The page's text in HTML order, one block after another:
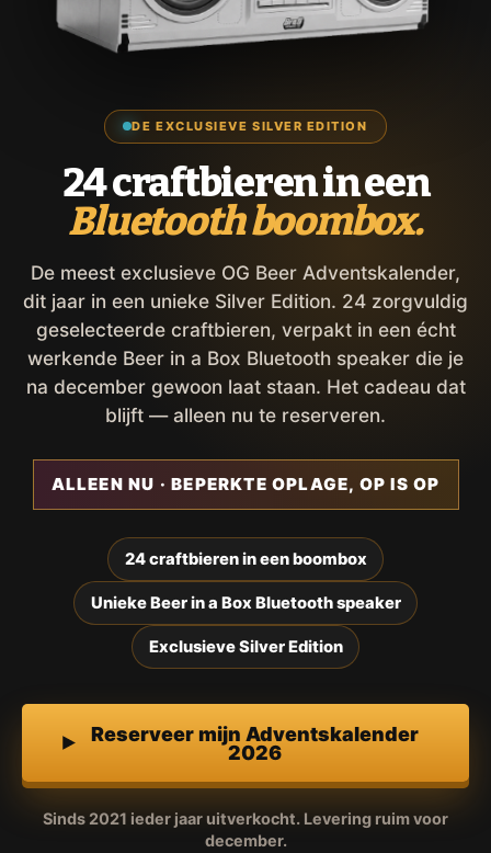
DE EXCLUSIEVE SILVER EDITION
24 craftbieren in een
Bluetooth boombox.
De meest exclusieve OG Beer Adventskalender,
dit jaar in een unieke Silver Edition. 24 zorgvuldig
geselecteerde craftbieren, verpakt in een écht
werkende Beer in a Box Bluetooth speaker die je
na december gewoon laat staan. Het cadeau dat
blijft — alleen nu te reserveren.
ALLEEN NU · BEPERKTE OPLAGE, OP IS OP
24 craftbieren in een boombox
Unieke Beer in a Box Bluetooth speaker
Exclusieve Silver Edition
Reserveer mijn Adventskalender
2026
Sinds 2021 ieder jaar uitverkocht. Levering ruim voor
december.